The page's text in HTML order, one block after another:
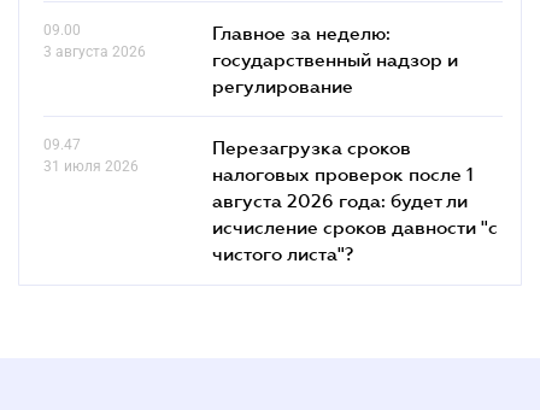
09.00
3 августа 2026
Главное за неделю:
государственный надзор и
регулирование
09.47
31 июля 2026
Перезагрузка сроков
налоговых проверок после 1
августа 2026 года: будет ли
исчисление сроков давности "с
чистого листа"?